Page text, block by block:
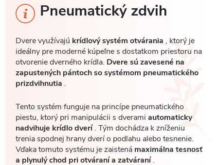
Pneumatický zdvih
Dvere využívajú krídlový systém otvárania , ktorý je
ideálny pre moderné kúpeľne s dostatkom priestoru na
otvorenie dverného krídla. Dvere sú zavesené na
zapustených pántoch so systémom pneumatického
prizdvihnutia .
Tento systém funguje na princípe pneumatického
piestu, ktorý pri manipulácii s dverami automaticky
nadvihuje krídlo dverí. Tým dochádza k zníženiu
trenia spodnej hrany dverí o podlahu alebo tesnenie.
Vďaka tomuto systému je zaistená maximálna tesnosť
a plynulý chod pri otváraní a zatváraní.